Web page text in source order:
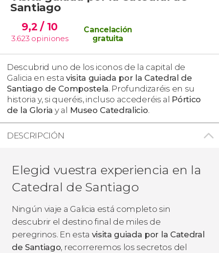
Santiago
9,2/ 10
3.623 opiniones
Cancelación
gratuita
Descubrid uno de los iconos de la capital de
Galicia en esta visita guiada por la Catedral de
Santiago de Compostela. Profundizaréis en su
historia y, si queréis, incluso accederéis al Pórtico
de la Gloria y al Museo Catedralicio.
DESCRIPCIÓN
Elegid vuestra experiencia en la
Catedral de Santiago
Ningún viaje a Galicia está completo sin
descubrir el destino final de miles de
peregrinos. En esta visita guiada por la Catedral
de Santiago, recorreremos los secretos del